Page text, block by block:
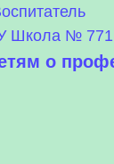
Школа № 771
о